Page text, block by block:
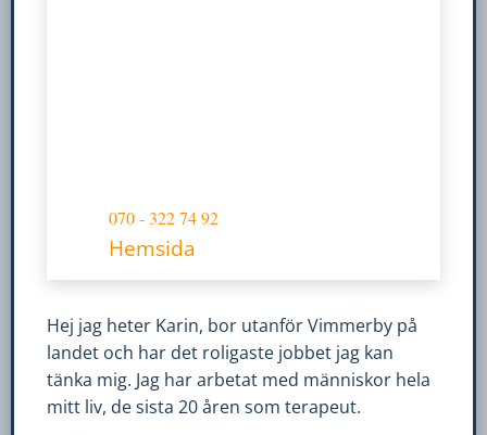
070 - 322 74 92
Hemsida
Hej jag heter Karin, bor utanför Vimmerby på
landet och har det roligaste jobbet jag kan
tänka mig. Jag har arbetat med människor hela
mitt liv, de sista 20 åren som terapeut.
hemsidans
funktionalitet
baserat på
hur
hemsidan
används.